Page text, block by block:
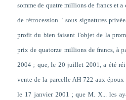
somme de quatre millions de francs et
de rétrocession " sous signatures
profit du bien faisant l'objet de la
prix de quatorze millions de francs, à
2004 ; que, le 20 juillet 2001, a été
vente de la parcelle AH 722 aux
le 17 janvier 2001 ; que M. X... les